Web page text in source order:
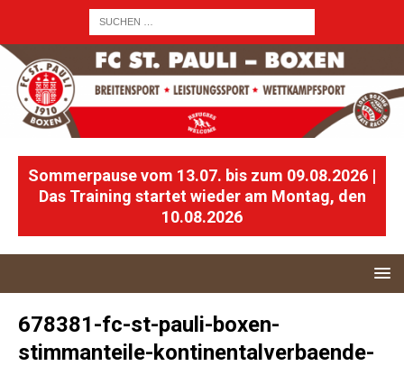
Sommerpause vom 13.07. bis zum 09.08.2026 |
Das Training startet wieder am Montag, den
10.08.2026
678381-fc-st-pauli-boxen-
stimmanteile-kontinentalverbaende-